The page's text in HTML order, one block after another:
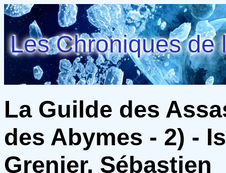
Les Chroniques de
La Guilde des
des Abymes - 2) -
Grenier, Sébastien